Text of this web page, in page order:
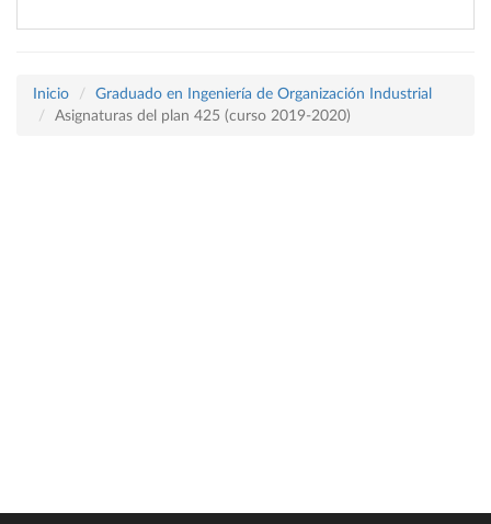
Inicio
Graduado en Ingeniería de Organización Industrial
Asignaturas del plan 425 (curso 2019-2020)